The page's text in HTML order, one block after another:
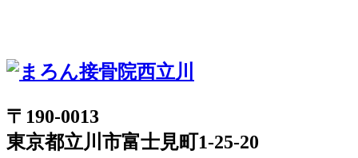
〒190-0013
東京都立川市富士見町1-25-20